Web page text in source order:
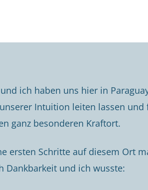
ich haben uns hier in
Intuition leiten lassen und
ganz besonderen Kraftort.
ersten Schritte auf diesem Ort
Dankbarkeit und ich wusste: